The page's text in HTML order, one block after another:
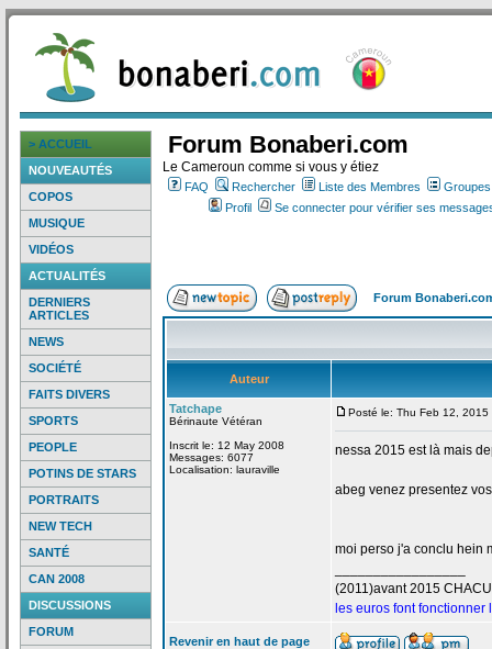
> ACCUEIL
NOUVEAUTÉS
COPOS
MUSIQUE
VIDÉOS
ACTUALITÉS
DERNIERS
ARTICLES
NEWS
SOCIÉTÉ
FAITS DIVERS
SPORTS
PEOPLE
POTINS DE STARS
PORTRAITS
NEW TECH
SANTÉ
CAN 2008
DISCUSSIONS
FORUM
Forum Bonaberi.com
Le Cameroun comme si vous y étiez
FAQ Rechercher Liste des Membres
Profil
Se connecter pour vérifier ses
Forum
Auteur
Tatchape
Bérinaute Vétéran
Inscrit le: 12 May 2008
Messages: 6077
Localisation: lauraville
Posté le: Thu Feb 12, 2015
nessa 2015 est là mais
abeg venez presentez
moi perso j'a conclu hein
(2011)avant 2015
les euros font fonctionner
Revenir en haut de page